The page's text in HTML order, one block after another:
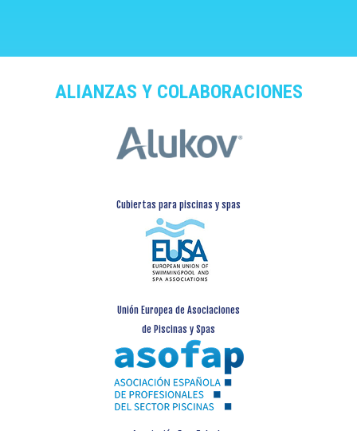
ALIANZAS Y COLABORACIONES
Cubiertas para piscinas y spas
Unión Europea de Asociaciones
de Piscinas y Spas